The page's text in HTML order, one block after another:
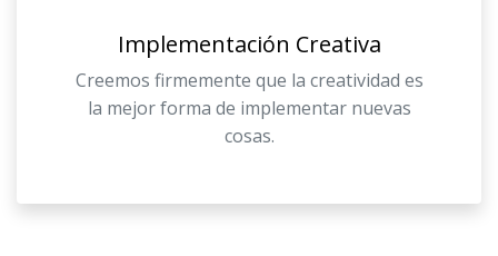
Implementación Creativa
Creemos firmemente que la creatividad es
la mejor forma de implementar nuevas
cosas.